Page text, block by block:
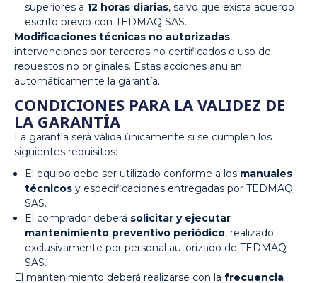
superiores a 12 horas diarias, salvo que exista acuerdo
escrito previo con TEDMAQ SAS.
Modificaciones técnicas no autorizadas,
intervenciones por terceros no certificados o uso de
repuestos no originales. Estas acciones anulan
automáticamente la garantía.
CONDICIONES PARA LA VALIDEZ DE
LA GARANTÍA
La garantía será válida únicamente si se cumplen los
siguientes requisitos:
El equipo debe ser utilizado conforme a los manuales
técnicos y especificaciones entregadas por TEDMAQ
SAS.
El comprador deberá solicitar y ejecutar
mantenimiento preventivo periódico, realizado
exclusivamente por personal autorizado de TEDMAQ
SAS.
El mantenimiento deberá realizarse con la frecuencia